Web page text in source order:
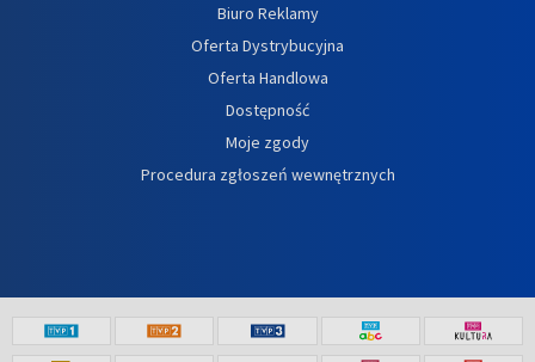
Biuro Reklamy
Oferta Dystrybucyjna
Oferta Handlowa
Dostępność
Moje zgody
Procedura zgłoszeń wewnętrznych